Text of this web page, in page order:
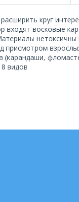
круг
входят восковые
видов